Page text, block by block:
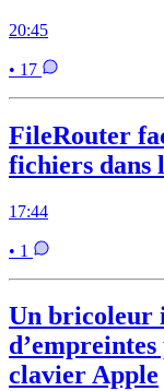
20:45
• 17
FileRouter
fichiers dans
17:44
• 1
Un bricoleur
clavier Apple